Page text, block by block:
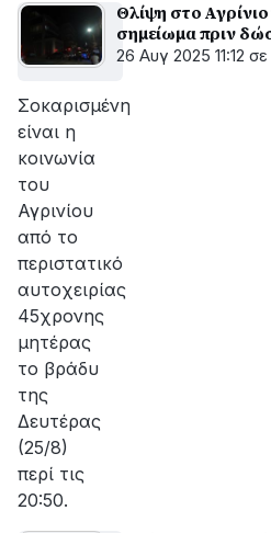
Θλίψη στο
σημείωμα πριν
26 Αυγ 2025 11:12 σε
Σοκαρισμένη
είναι η
κοινωνία
του
Αγρινίου
από το
περιστατικό
αυτοχειρίας
45χρονης
μητέρας
το βράδυ
της
Δευτέρας
(25/8)
περί τις
20:50.